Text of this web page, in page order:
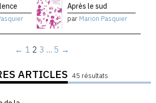
Après le sud
par Marion Pasquier
← 1 2 3 … 5 →
ARTICLES 45 résultats